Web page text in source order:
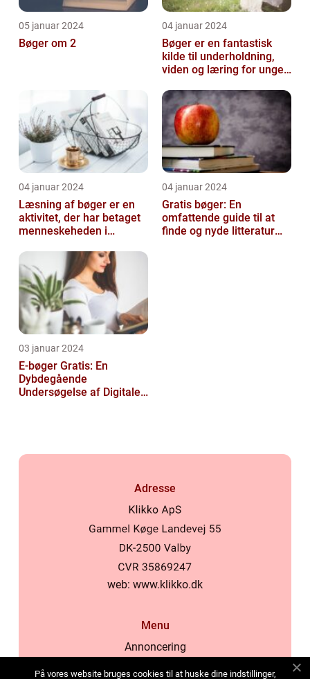
05 januar 2024
Bøger om 2
04 januar 2024
Bøger er en fantastisk
kilde til underholdning,
viden og læring for unge
14 å...
04 januar 2024
Læsning af bøger er en
aktivitet, der har betaget
menneskeheden i
04 januar 2024
Gratis bøger: En
omfattende guide til at
finde og nyde litteratur
03 januar 2024
E-bøger Gratis: En
Dybdegående
Undersøgelse af Digitale
Adresse
web: www.klikko.dk
Menu
Annoncering
På vores website bruges cookies til at huske dine indstillinger,